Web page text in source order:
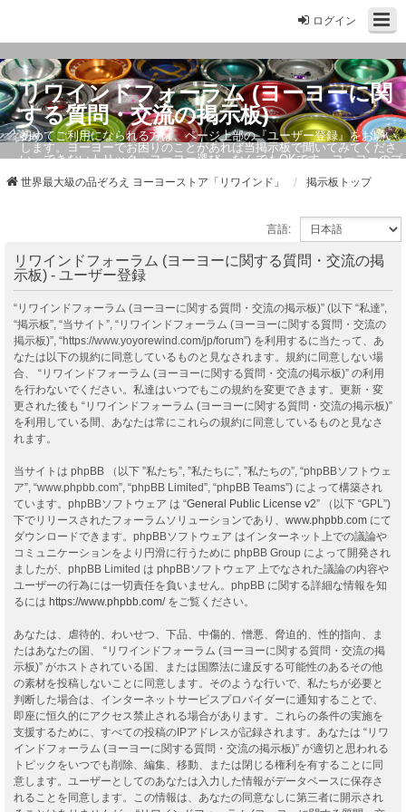
ログイン
リワインドフォーラム (ヨーヨーに関
する質問・交流の掲示板)
初めてご利用になられる方は、ページ上部の『ユーザー登録』をお願い
します。ヨーヨーでお困りのことがあれば当掲示板で聞いてみてくださ
い。できないトリック・ヨーヨー選び、なんでもOKです。ヨーヨーのプ
世界最大級の品ぞろえ ヨーヨーストア「リワインド」 掲示板トップ
言語:
リワインドフォーラム (ヨーヨーに関する質問・交流の掲
示板) - ユーザー登録
“リワインドフォーラム (ヨーヨーに関する質問・交流の掲示板)” (以下 “私達”,
“掲示板”, “当サイト”, “リワインドフォーラム (ヨーヨーに関する質問・交流の
掲示板)”, “https://www.yoyorewind.com/jp/forum”) を利用するに当たって、あ
なたは以下の規約に同意しているものと見なされます。規約に同意しない場
合、 “リワインドフォーラム (ヨーヨーに関する質問・交流の掲示板)” の利用
を行わないでください。私達はいつでもこの規約を変更できます。更新・変
更された後も “リワインドフォーラム (ヨーヨーに関する質問・交流の掲示板)”
を利用している間、あなたは常にこれらの規約に同意しているものと見なさ
れます。
当サイトは phpBB （以下 ”私たち”, ”私たちに”, ”私たちの”, “phpBBソフトウェ
ア”, “www.phpbb.com”, “phpBB Limited”, “phpBB Teams”) によって構築され
ています。phpBBソフトウェア は “General Public License v2” （以下 “GPL”)
下でリリースされたフォーラムソリューションであり、 www.phpbb.com にて
ダウンロードできます。phpBBソフトウェア はインターネット上での議論や
コミュニケーションをより円滑に行うために phpBB Group によって開発され
ましたが、phpBB Limited は phpBBソフトウェア 上でなされた議論の内容や
ユーザーの行為には一切責任を負いません。phpBB に関する詳細な情報を知
るには https://www.phpbb.com/をご覧ください。
あなたは、虐待的、わいせつ、下品、中傷的、憎悪、脅迫的、性的指向、ま
たはあなたの国、 “リワインドフォーラム (ヨーヨーに関する質問・交流の掲
示板)” がホストされている国、または国際法に違反する可能性のあるその他
の素材を投稿しないことに同意します。そのような行いで、私たちが必要と
判断した場合は、インターネットサービスプロバイダーに通知することで、
即座に恒久的にアクセス禁止される場合があります。これらの条件の実施を
支援するために、すべての投稿のIPアドレスが記録されます。あなたは “リワ
インドフォーラム (ヨーヨーに関する質問・交流の掲示板)” が適切と思われる
トピックをいつでも削除、編集、移動、または閉じる権利を有することに同
意します。ユーザーとしてのあなたは入力した情報がデータベースに保存さ
れることを同意します。この情報は、あなたの同意なしに第三者に開示され